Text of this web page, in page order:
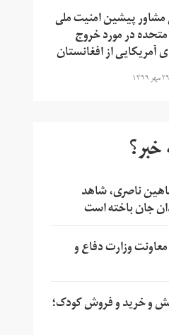
مشاور پیشین امنیت ملی
متحده در مورد خروج
آمریکایی از افغانستان
۲۹ مهر ۱۳۹۹
ناصری، شاهد
جان باخته است
وزارت دفاع و
و خرید و فروش کودک؛